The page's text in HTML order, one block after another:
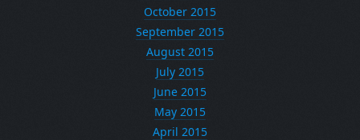
October 2015
September 2015
August 2015
July 2015
June 2015
May 2015
April 2015